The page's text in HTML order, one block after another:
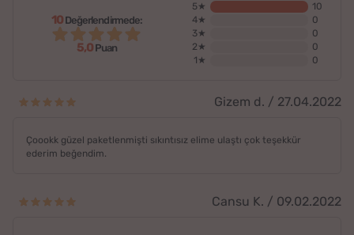
10Değerlendirmede:
5,0Puan
5★
10
4★
0
3★
0
2★
0
1★
0
Gizem d. / 27.04.2022
Çoookk güzel paketlenmişti sıkıntısız elime ulaştı çok teşekkür
ederim beğendim.
Cansu K. / 09.02.2022